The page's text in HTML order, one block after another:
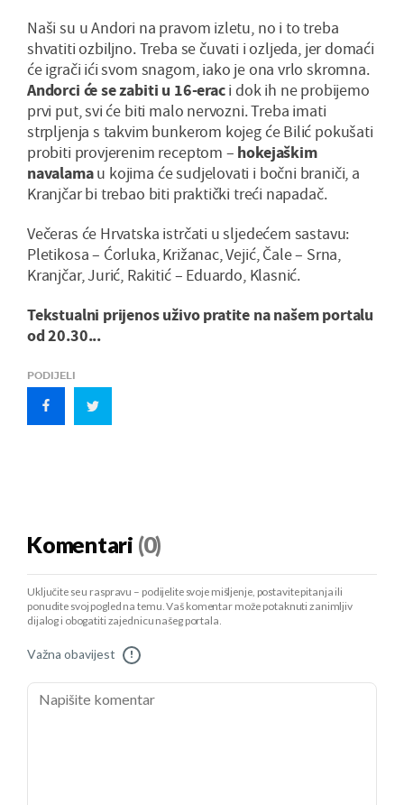
Naši su u Andori na pravom izletu, no i to treba
shvatiti ozbiljno. Treba se čuvati i ozljeda, jer domaći
će igrači ići svom snagom, iako je ona vrlo skromna.
Andorci će se zabiti u 16-eraci dok ih ne probijemo
prvi put, svi će biti malo nervozni. Treba imati
strpljenja s takvim bunkerom kojeg će Bilić pokušati
probiti provjerenim receptom – hokejaškim
navalamau kojima će sudjelovati i bočni braniči, a
Kranjčar bi trebao biti praktički treći napadač.
Večeras će Hrvatska istrčati u sljedećem sastavu:
Pletikosa – Ćorluka, Križanac, Vejić, Čale – Srna,
Kranjčar, Jurić, Rakitić – Eduardo, Klasnić.
Tekstualni prijenos uživo pratite na našem portalu
od 20.30...
PODIJELI
Komentari (0)
Uključite se u raspravu – podijelite svoje mišljenje, postavite pitanja ili
ponudite svoj pogled na temu. Vaš komentar može potaknuti zanimljiv
dijalog i obogatiti zajednicu našeg portala.
Važna obavijest !